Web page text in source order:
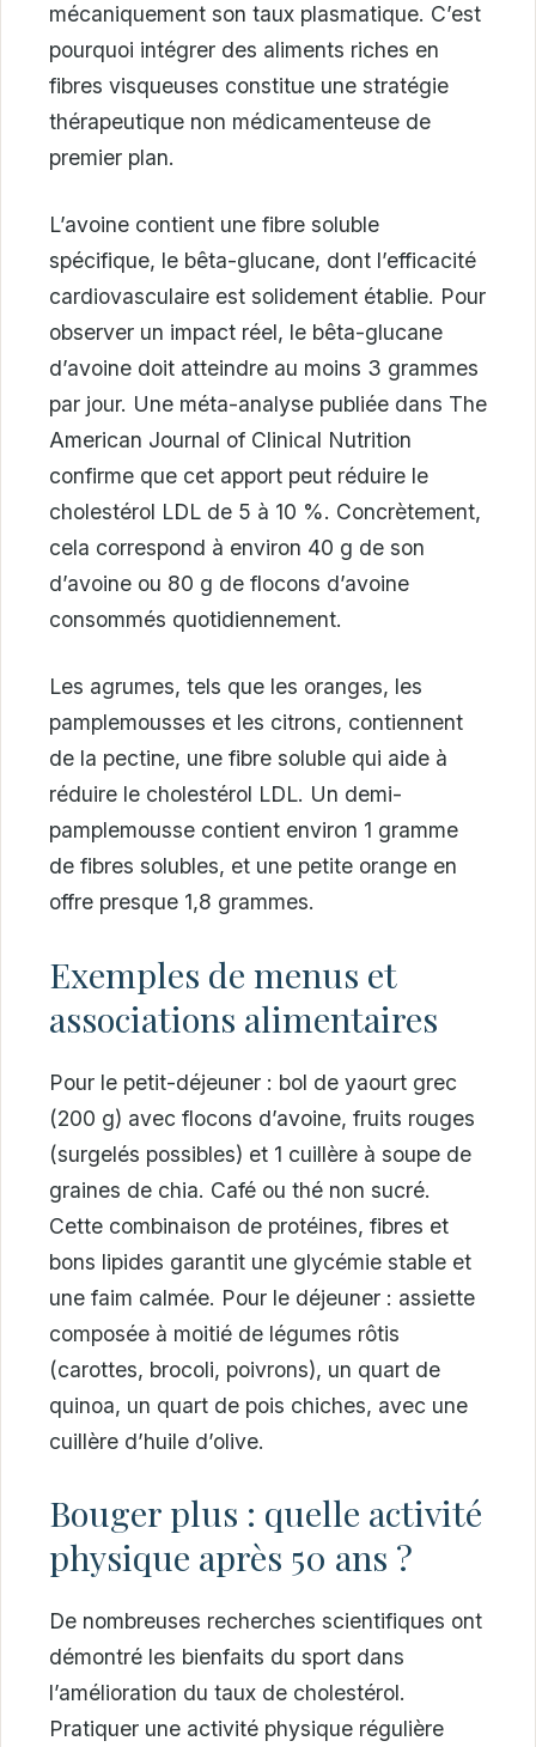
mécaniquement son taux plasmatique. C’est
pourquoi intégrer des aliments riches en
fibres visqueuses constitue une stratégie
thérapeutique non médicamenteuse de
premier plan.
L’avoine contient une fibre soluble
spécifique, le bêta-glucane, dont l’efficacité
cardiovasculaire est solidement établie. Pour
observer un impact réel, le bêta-glucane
d’avoine doit atteindre au moins 3 grammes
par jour. Une méta-analyse publiée dans The
American Journal of Clinical Nutrition
confirme que cet apport peut réduire le
cholestérol LDL de 5 à 10 %. Concrètement,
cela correspond à environ 40 g de son
d’avoine ou 80 g de flocons d’avoine
consommés quotidiennement.
Les agrumes, tels que les oranges, les
pamplemousses et les citrons, contiennent
de la pectine, une fibre soluble qui aide à
réduire le cholestérol LDL. Un demi-
pamplemousse contient environ 1 gramme
de fibres solubles, et une petite orange en
offre presque 1,8 grammes.
Exemples de menus et
associations alimentaires
Pour le petit-déjeuner : bol de yaourt grec
(200 g) avec flocons d’avoine, fruits rouges
(surgelés possibles) et 1 cuillère à soupe de
graines de chia. Café ou thé non sucré.
Cette combinaison de protéines, fibres et
bons lipides garantit une glycémie stable et
une faim calmée. Pour le déjeuner : assiette
composée à moitié de légumes rôtis
(carottes, brocoli, poivrons), un quart de
quinoa, un quart de pois chiches, avec une
cuillère d’huile d’olive.
Bouger plus : quelle activité
physique après 50 ans ?
De nombreuses recherches scientifiques ont
démontré les bienfaits du sport dans
l’amélioration du taux de cholestérol.
Pratiquer une activité physique régulière